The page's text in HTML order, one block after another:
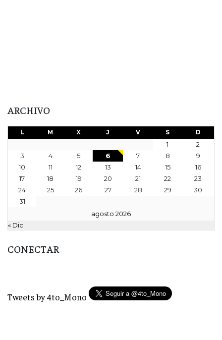
ARCHIVO
agosto 2026
L M X J V S D
1
2
3
4 5 6 7 8
9
10
11 12 13 14 15
16
17
18 19 20 21 22
23
24
25 26 27 28 29
30
31
« Dic
CONECTAR
Tweets by 4to_Mono